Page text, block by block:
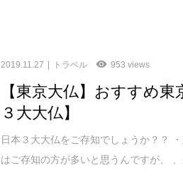
2019.11.27 トラベル 953 views
【東京大仏】おすすめ
３大大仏】
日本３大大仏をご存知でしょうか？？
はご存知の方が多いと思うんですが、